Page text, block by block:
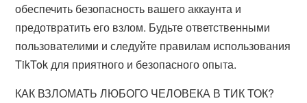
обеспечить безопасность вашего аккаунта и
предотвратить его взлом. Будьте ответственными
пользователими и следуйте правилам использования
TikTok для приятного и безопасного опыта.
КАК ВЗЛОМАТЬ ЛЮБОГО ЧЕЛОВЕКА В ТИК ТОК?